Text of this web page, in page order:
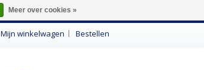
Mijn winkelwagen Bestellen
Meer over cookies »